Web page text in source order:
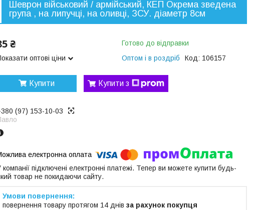
Шеврон військовий / армійський, КЕП Окрема зведена
група , на липучці, на оливці, ЗСУ. діаметр 8см
₴
оптові ціни
Готово до відправки
Оптом і в роздріб
Код: 106157
Купити Купити з
(97) 153-10-03
компанії підключені електронні платежі. Тепер ви можете купити будь-
товар не покидаючи сайту.
повернення товару протягом 14 днів за рахунок покупця